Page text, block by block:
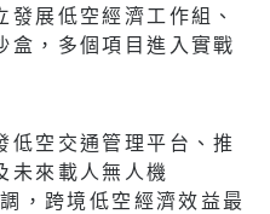
展低空經濟工作組、
盒，多個項目進入實戰
低空交通管理平台、推
未來載人無人機
，跨境低空經濟效益最